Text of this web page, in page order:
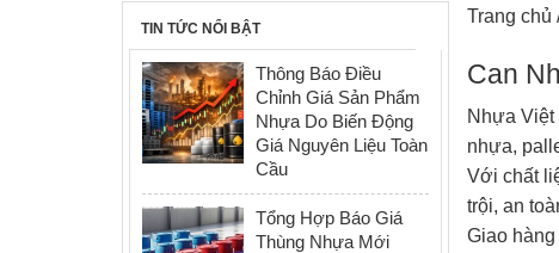
Trang chủ
Can
Nhựa Việt
nhựa,
Với chất
trội, an
Giao
TIN TỨC NỔI BẬT
Thông Báo Điều
Chỉnh Giá Sản Phẩm
Nhựa Do Biến Động
Giá Nguyên Liệu Toàn
Cầu
Tổng Hợp Báo Giá
Thùng Nhựa Mới